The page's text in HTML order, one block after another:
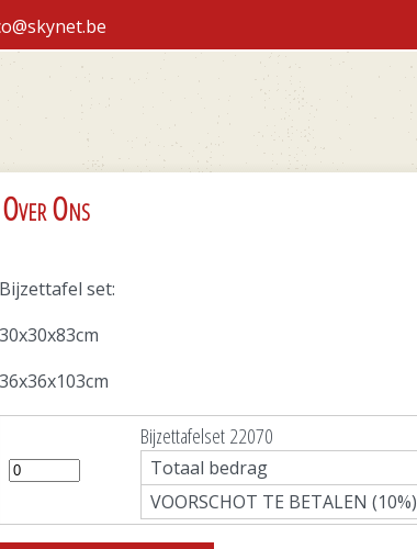
en naar
Over Ons
Bijzettafel set:
30x30x83cm
36x36x103cm
Bijzettafelset 22070
Totaal bedrag
VOORSCHOT TE BETALEN (10%)